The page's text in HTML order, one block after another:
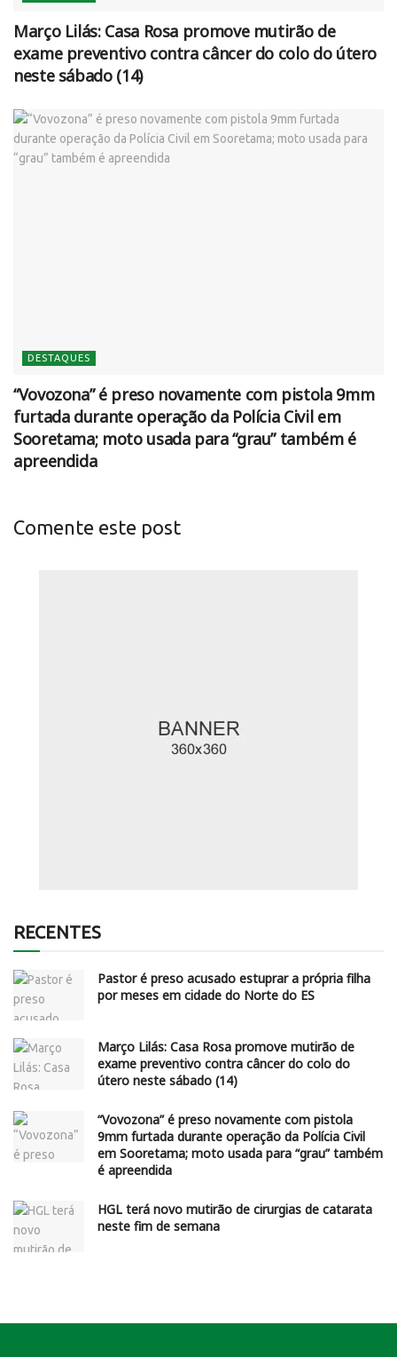
Março Lilás: Casa Rosa promove mutirão de
exame preventivo contra câncer do colo do útero
neste sábado (14)
DESTAQUES
“Vovozona” é preso novamente com pistola 9mm
furtada durante operação da Polícia Civil em
Sooretama; moto usada para “grau” também é
apreendida
Comente este post
RECENTES
Pastor é preso acusado estuprar a própria filha
por meses em cidade do Norte do ES
Março Lilás: Casa Rosa promove mutirão de
exame preventivo contra câncer do colo do
útero neste sábado (14)
“Vovozona” é preso novamente com pistola
9mm furtada durante operação da Polícia Civil
em Sooretama; moto usada para “grau” também
é apreendida
HGL terá novo mutirão de cirurgias de catarata
neste fim de semana